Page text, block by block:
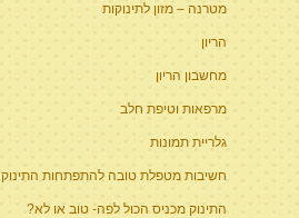
מטרנה – מזון לתינוקות
הריון
מחשבון הריון
מרפאות וטיפת חלב
גלריית תמונות
חשיבות מטפלת טובה להתפתחות התינוק
התינוק מכניס הכול לפה- טוב או לא?